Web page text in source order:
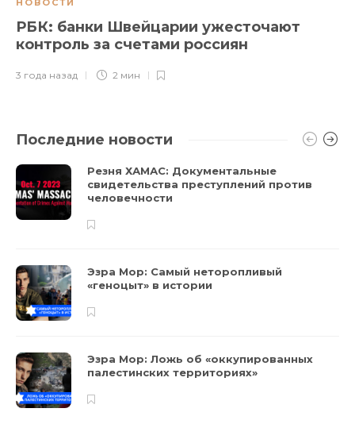
РБК: банки Швейцарии ужесточают
контроль за счетами россиян
3 года назад 2 мин
Последние новости
Резня ХАМАС: Документальные
свидетельства преступлений против
человечности
Эзра Мор: Самый неторопливый
«геноцыт» в истории
Эзра Мор: Ложь об «оккупированных
палестинских территориях»